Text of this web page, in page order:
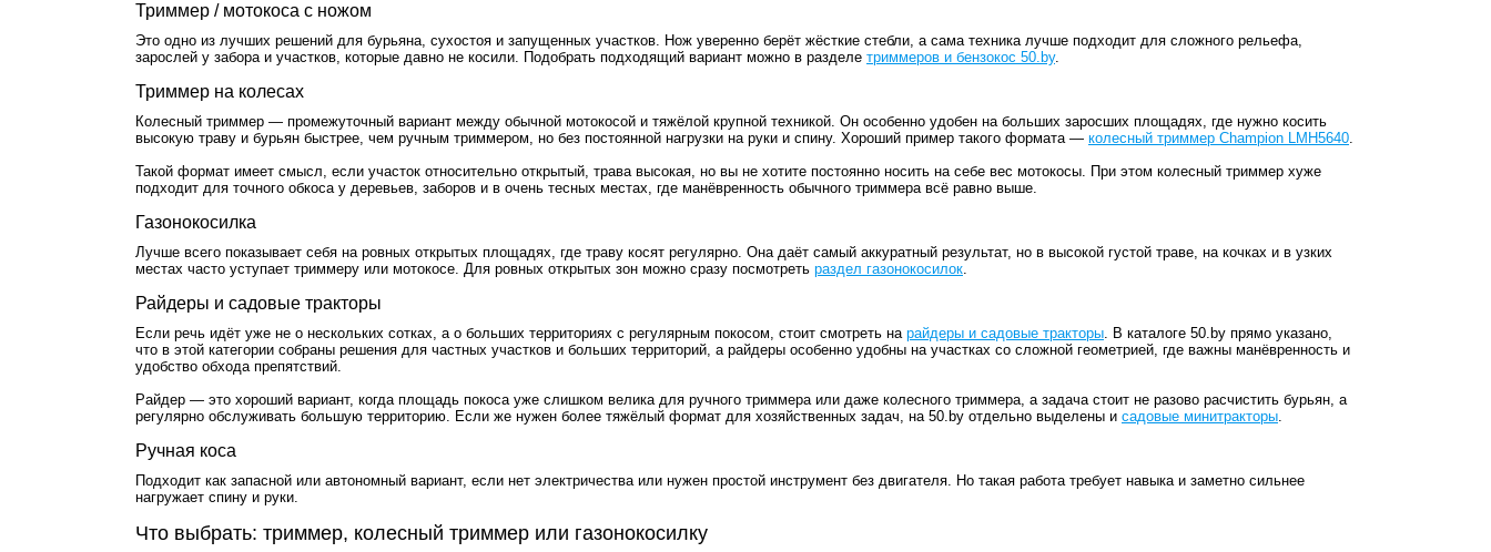
Триммер / мотокоса с ножом
Это одно из лучших решений для бурьяна, сухостоя и запущенных участков. Нож уверенно берёт жёсткие стебли, а сама техника лучше подходит для сложного рельефа,
зарослей у забора и участков, которые давно не косили. Подобрать подходящий вариант можно в разделе триммеров и бензокос 50.by.
Триммер на колесах
Колесный триммер — промежуточный вариант между обычной мотокосой и тяжёлой крупной техникой. Он особенно удобен на больших заросших площадях, где нужно косить
высокую траву и бурьян быстрее, чем ручным триммером, но без постоянной нагрузки на руки и спину. Хороший пример такого формата — колесный триммер Champion LMH5640.
Такой формат имеет смысл, если участок относительно открытый, трава высокая, но вы не хотите постоянно носить на себе вес мотокосы. При этом колесный триммер хуже
подходит для точного обкоса у деревьев, заборов и в очень тесных местах, где манёвренность обычного триммера всё равно выше.
Газонокосилка
Лучше всего показывает себя на ровных открытых площадях, где траву косят регулярно. Она даёт самый аккуратный результат, но в высокой густой траве, на кочках и в узких
местах часто уступает триммеру или мотокосе. Для ровных открытых зон можно сразу посмотреть раздел газонокосилок.
Райдеры и садовые тракторы
Если речь идёт уже не о нескольких сотках, а о больших территориях с регулярным покосом, стоит смотреть на райдеры и садовые тракторы. В каталоге 50.by прямо указано,
что в этой категории собраны решения для частных участков и больших территорий, а райдеры особенно удобны на участках со сложной геометрией, где важны манёвренность и
удобство обхода препятствий.
Райдер — это хороший вариант, когда площадь покоса уже слишком велика для ручного триммера или даже колесного триммера, а задача стоит не разово расчистить бурьян, а
регулярно обслуживать большую территорию. Если же нужен более тяжёлый формат для хозяйственных задач, на 50.by отдельно выделены и садовые минитракторы.
Ручная коса
Подходит как запасной или автономный вариант, если нет электричества или нужен простой инструмент без двигателя. Но такая работа требует навыка и заметно сильнее
нагружает спину и руки.
Что выбрать: триммер, колесный триммер или газонокосилку